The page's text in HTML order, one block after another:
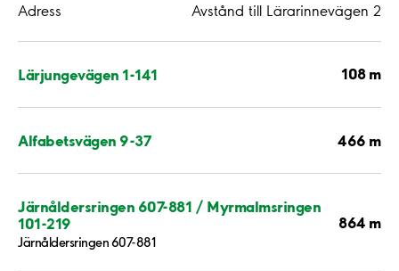
Adress Avstånd till Lärarinnevägen 2
Lärjungevägen 1-141 108 m
Alfabetsvägen 9-37 466 m
Järnåldersringen 607-881 / Myrmalmsringen
101-219
Järnåldersringen 607-881
864 m